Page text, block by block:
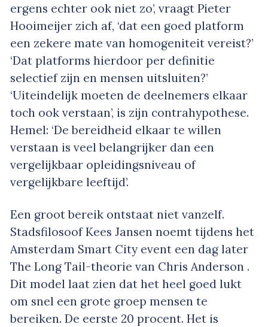
ergens echter ook niet zo’, vraagt Pieter
Hooimeijer zich af, ‘dat een goed platform
een zekere mate van homogeniteit vereist?’
‘Dat platforms hierdoor per definitie
selectief zijn en mensen uitsluiten?’
‘Uiteindelijk moeten de deelnemers elkaar
toch ook verstaan’, is zijn contrahypothese.
Hemel: ‘De bereidheid elkaar te willen
verstaan is veel belangrijker dan een
vergelijkbaar opleidingsniveau of
vergelijkbare leeftijd’.
Een groot bereik ontstaat niet vanzelf.
Stadsfilosoof Kees Jansen noemt tijdens het
Amsterdam Smart City event een dag later
The Long Tail-theorie van Chris Anderson .
Dit model laat zien dat het heel goed lukt
om snel een grote groep mensen te
bereiken. De eerste 20 procent. Het is